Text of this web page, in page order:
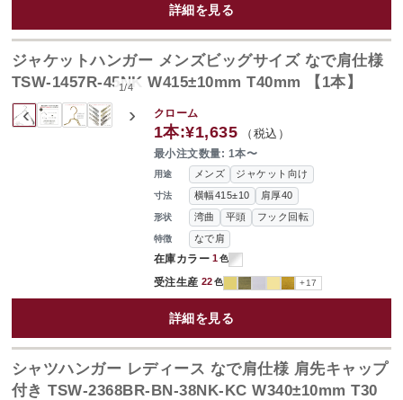
詳細を見る
‹ ›
1/4
ジャケットハンガー メンズビッグサイズ なで肩仕様
TSW-1457R-45NK W415±10mm T40mm 【1本】
用途 メンズ ジャケット向け
寸法 横幅415±10 肩厚40
形状 湾曲 平頭 フック回転
特徴 なで肩
在庫カラー 1色
受注生産 22色 +17
クローム
1本:¥1,635 （税込）
最小注文数量: 1本〜
詳細を見る
シャツハンガー レディース なで肩仕様 肩先キャップ
付き TSW-2368BR-BN-38NK-KC W340±10mm T30